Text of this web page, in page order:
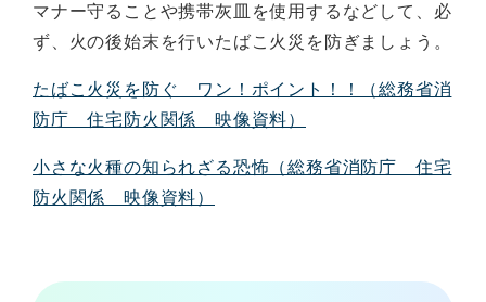
マナー守ることや携帯灰皿を使用するなどして、必
ず、火の後始末を行いたばこ火災を防ぎましょう。
たばこ火災を防ぐ ワン！ポイント！！（総務省消
防庁 住宅防火関係 映像資料）
小さな火種の知られざる恐怖（総務省消防庁 住宅
防火関係 映像資料）